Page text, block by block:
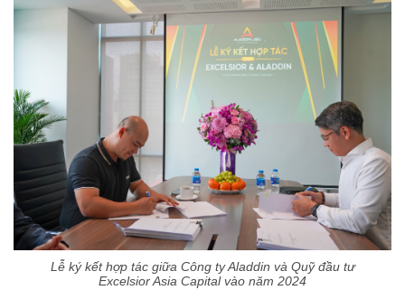
Lễ ký kết hợp tác giữa Công ty Aladdin và Quỹ đầu tư
Excelsior Asia Capital vào năm 2024